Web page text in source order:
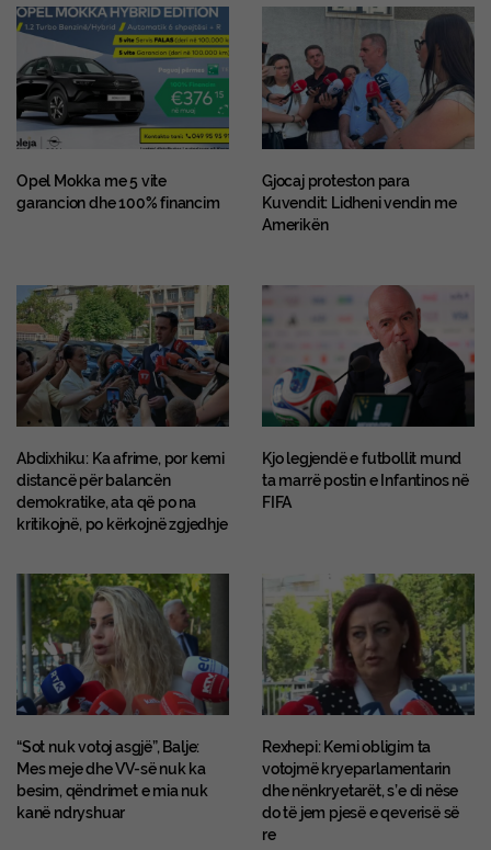
Opel Mokka me 5 vite
garancion dhe 100% financim
Gjocaj proteston para
Kuvendit: Lidheni vendin me
Amerikën
Abdixhiku: Ka afrime, por kemi
distancë për balancën
demokratike, ata që po na
kritikojnë, po kërkojnë zgjedhje
Kjo legjendë e futbollit mund
ta marrë postin e Infantinos në
FIFA
“Sot nuk votoj asgjë”, Balje:
Mes meje dhe VV-së nuk ka
besim, qëndrimet e mia nuk
kanë ndryshuar
Rexhepi: Kemi obligim ta
votojmë kryeparlamentarin
dhe nënkryetarët, s’e di nëse
do të jem pjesë e qeverisë së
re